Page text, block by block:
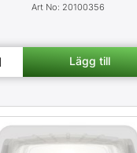
20100356